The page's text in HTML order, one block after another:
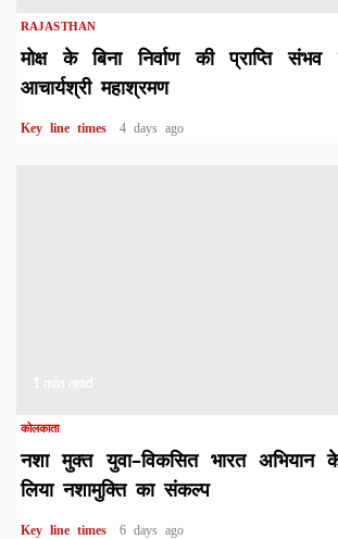
RAJASTHAN
मोक्ष के बिना निर्वाण की प्राप्ति
आचार्यश्री महाश्रमण
Key line times 4 days ago
कोलकाता
नशा मुक्त युवा–विकसित भारत
लिया नशामुक्ति का संकल्प
Key line times 6 days ago